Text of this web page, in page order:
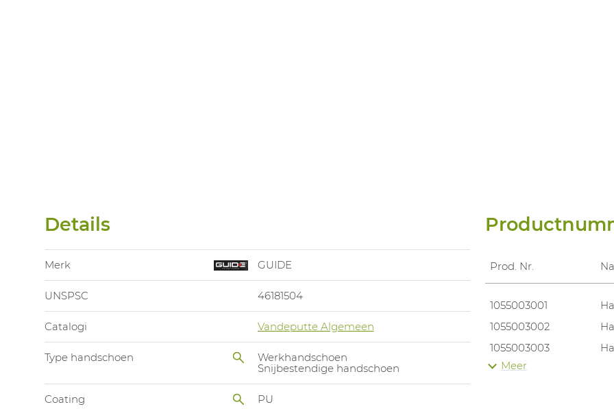
Details
Merk GUIDE
UNSPSC 46181504
Catalogi Vandeputte Algemeen
Type handschoen
Werkhandschoen
Snijbestendige handschoen
Coating PU
Prod. Nr.
1055003001
1055003002
1055003003
1055003004
Meer